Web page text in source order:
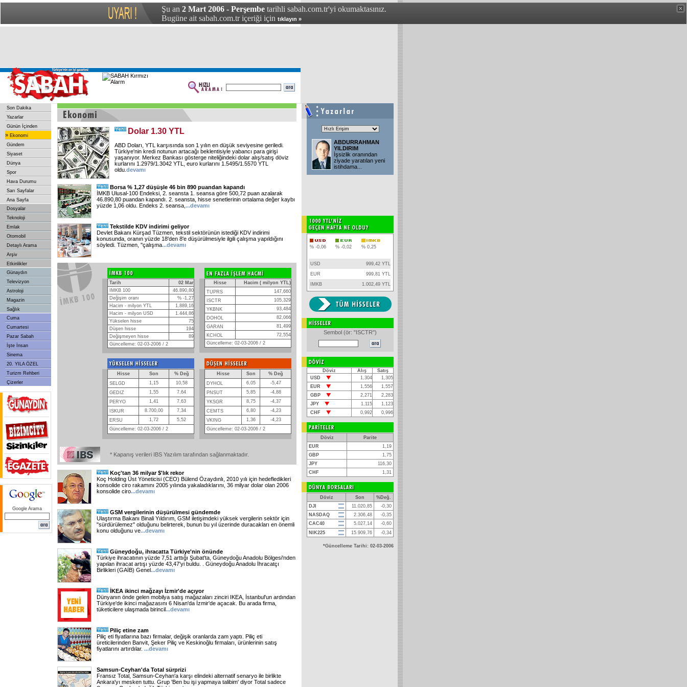
Şu an 2 Mart 2006 - Perşembe tarihli sabah.com.tr'yi okumaktasınız.
Bugüne ait sabah.com.tr içeriği için tıklayın »
Son Dakika
Yazarlar
Günün İçinden
» Ekonomi
Gündem
Siyaset
Dünya
Spor
Hava Durumu
Sarı Sayfalar
Ana Sayfa
Dosyalar
Teknoloji
Emlak
Otomobil
Detaylı Arama
Arşiv
Etkinlikler
Günaydın
Televizyon
Astroloji
Magazin
Sağlık
Cuma
Cumartesi
Pazar Sabah
İşte İnsan
Sinema
20. YILA ÖZEL
Turizm Rehberi
Çizerler
Google Arama
Dolar 1.30 YTL
ABD Doları, YTL karşısında son 1 yılın en düşük seviyesine geriledi.
Türkiye'nin kredi notunun artacağı beklentisiyle yabancı para girişi
yaşanıyor. Merkez Bankası gösterge niteliğindeki dolar alış/satış döviz
kurlarını 1.2979/1.3042 YTL, euro kurlarını 1.5495/1.5570 YTL
oldu. devamı
Borsa % 1,27 düşüşle 46 bin 890 puandan kapandı
İMKB Ulusal-100 Endeksi, 2. seansta 1. seansa göre 500,72 puan azalarak
46.890,80 puandan kapandı. 2. seansta, hisse senetlerinin ortalama değer kaybı
yüzde 1,06 oldu. Endeks 2. seansa, ...devamı
Tekstilde KDV indirimi geliyor
Devlet Bakanı Kürşad Tüzmen, tekstil sektörünün istediği KDV indirimi
konusunda, oranın yüzde 18'den 8'e düşürülmesiyle ilgili çalışma yapıldığını
söyledi. Tüzmen, ''çalışma...devamı
Tarih
02 Mar
IMKB 100
46.890,80
Değişim oranı
% -1,27
Hacim - milyon YTL
1.889,16
Hacim - milyon USD
1.444,86
Yükselen hisse
75
Düşen hisse
194
Değişmeyen hisse
89
Güncelleme: 02-03-2006 / 2
Hisse
Hacim ( milyon YTL)
TUPRS
147,660
ISCTR
105,329
YKBNK
93,484
DOHOL
82,066
GARAN
81,499
KCHOL
72,554
Güncelleme: 02-03-2006 / 2
Hisse Son
% Değ
SELGD
1,15
10,58
GEDIZ
1,55
7,64
PERYO
1,41
7,63
ISKUR
8.700,00
7,34
ERSU
1,72
5,52
Güncelleme: 02-03-2006 / 2
Hisse Son
% Değ
DYHOL
6,05
-5,47
PNSUT
5,85
-4,88
YKSGR
8,75
-4,37
CEMTS
6,80
-4,23
VKING
1,36
-4,23
Güncelleme: 02-03-2006 / 2
* Kapanış verileri IBS Yazılım tarafından sağlanmaktadır.
Koç'tan 36 milyar $'lık rekor
Koç Holding Üst Yöneticisi (CEO) Bülend Özaydınlı, 2010 yılı için hedefledikleri
konsolide ciro rakamını 2005 yılında yakaladıklarını, 36 milyar dolar olan 2006
konsolide ciro...devamı
GSM vergilerinin düşürülmesi gündemde
Ulaştırma Bakanı Binali Yıldırım, GSM iletişimdeki yüksek vergilerin sektör için
"sürdürülemez" olduğunu belirterek, bunun bu yıl üzerinde duracakları en önemli
konu olduğunu ve...devamı
Güneydoğu, ihracatta Türkiye'nin önünde
Türkiye ihracatının yüzde 7,51 arttığı Şubat'ta, Güneydoğu Anadolu Bölgesi'nden
yapılan ihracat artışı yüzde 43,47'yi buldu. . Güneydoğu Anadolu İhracatçı
Birlikleri (GAİB) Genel...devamı
İKEA ikinci mağzayı İzmir'de açıyor
Dünyanın önde gelen mobilya satış mağazaları zinciri IKEA, İstanbul'un ardından
Türkiye'de ikinci mağazasını 6 Nisan'da İzmir'de açacak. Bu arada firma,
tüketicilere ulaşmada birincil...devamı
Piliç etine zam
Piliç eti fiyatlarına bazı firmalar, değişik oranlarda zam yaptı. Piliç eti
üreticilerinden Banvit, Şeker Piliç ve Keskinoğlu firmaları, ürünlerinin satış
fiyatlarını artırdılar. ...devamı
Samsun-Ceyhan'da Total sürprizi
Fransız Total, Samsun-Ceyhan'a karşı elindeki alternatif senaryo ile birlikte
Ankara'yı mesken tuttu. Grup 'Ben bu işi yapmaya talibim' diyor Total sadece
ABDURRAHMAN
YILDIRIM
İşsizlik oranından
ziyade yaratılan yeni
istihdama...
% -0,06 % -0,02 % 0,25
USD
999,42 YTL
EUR
999,81 YTL
IMKB
1.002,49 YTL
Sembol (ör: "ISCTR")
Döviz Alış
Satış
USD
1,304
1,305
EUR
1,556
1,557
GBP
2,271
2,283
JPY
1,115
1,123
CHF
0,992 0,996
Döviz
Parite
EUR
1,19
GBP
1,75
JPY
116,30
CHF
1,31
Döviz Son
%Değ.
DJI
11.020,85
-0,30
NASDAQ
2.306,48
-0,35
CAC40
5.027,14
-0,60
NIK225
15.909,76 -0,34
*Güncelleme Tarihi: 02-03-2006